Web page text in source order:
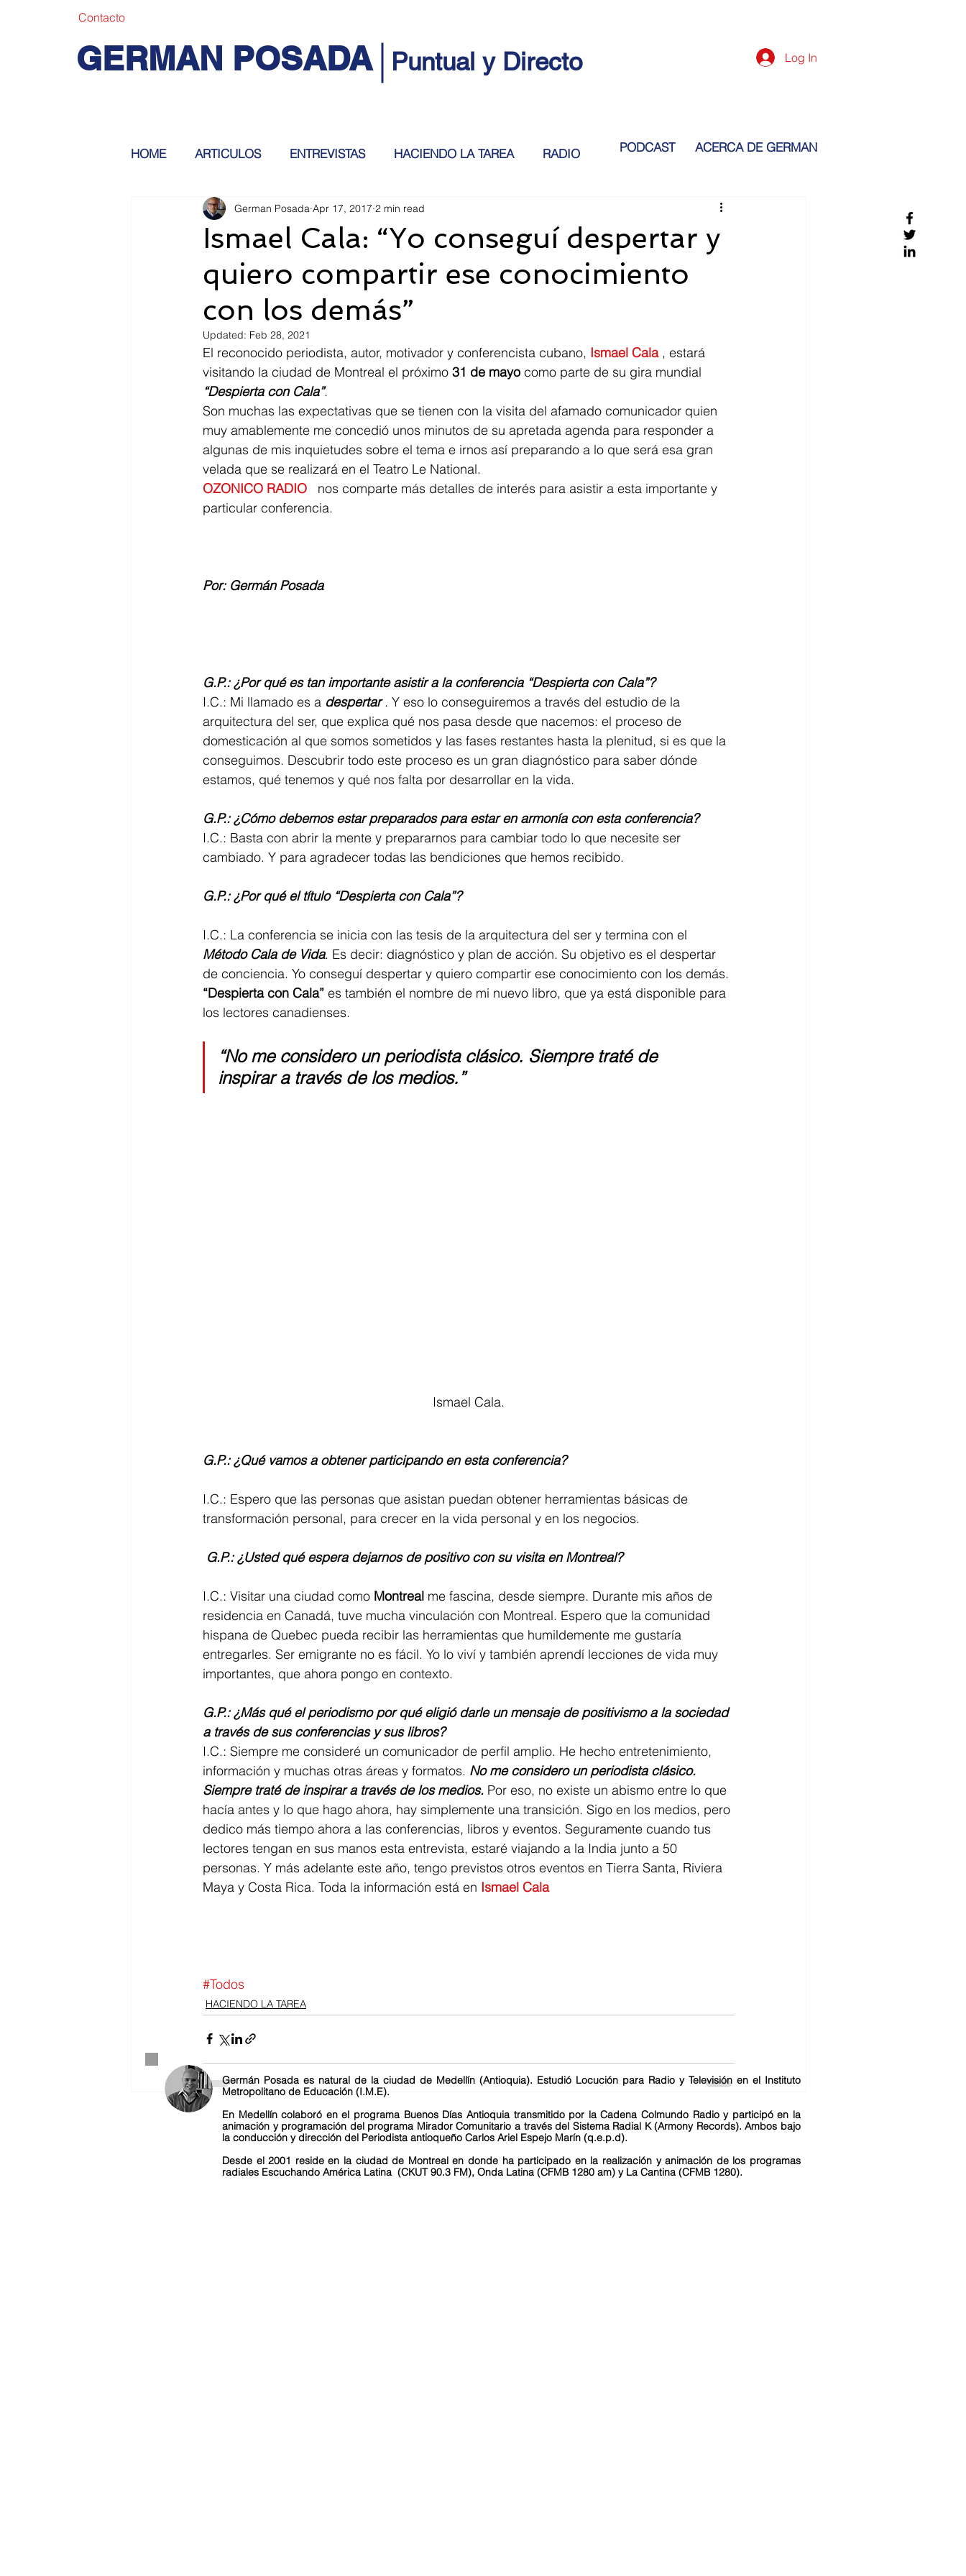
Contacto
Puntual y Directo
GERMAN POSADA Log In
HOME ARTICULOS ENTREVISTAS HACIENDO LA TAREA RADIO
Ismael Cala: “Yo conseguí despertar y
quiero compartir ese conocimiento
con los demás”
German Posada Apr 17, 2017 2 min read
Updated: Feb 28, 2021
El reconocido periodista, autor, motivador y conferencista cubano, Ismael Cala , estará
visitando la ciudad de Montreal el próximo 31 de mayo como parte de su gira mundial
“Despierta con Cala”.
Son muchas las expectativas que se tienen con la visita del afamado comunicador quien
muy amablemente me concedió unos minutos de su apretada agenda para responder a
algunas de mis inquietudes sobre el tema e irnos así preparando a lo que será esa gran
velada que se realizará en el Teatro Le National.
OZONICO RADIO
nos comparte más detalles de interés para asistir a esta importante y
particular conferencia.
Por: Germán Posada
G.P.: ¿Por qué es tan importante asistir a la conferencia “Despierta con Cala”?
I.C.: Mi llamado es a despertar . Y eso lo conseguiremos a través del estudio de la
arquitectura del ser, que explica qué nos pasa desde que nacemos: el proceso de
domesticación al que somos sometidos y las fases restantes hasta la plenitud, si es que la
conseguimos. Descubrir todo este proceso es un gran diagnóstico para saber dónde
estamos, qué tenemos y qué nos falta por desarrollar en la vida.
G.P.: ¿Cómo debemos estar preparados para estar en armonía con esta conferencia?
I.C.: Basta con abrir la mente y prepararnos para cambiar todo lo que necesite ser
cambiado. Y para agradecer todas las bendiciones que hemos recibido.
G.P.: ¿Por qué el título “Despierta con Cala”?
I.C.: La conferencia se inicia con las tesis de la arquitectura del ser y termina con el
Método Cala de Vida. Es decir: diagnóstico y plan de acción. Su objetivo es el despertar
de conciencia. Yo conseguí despertar y quiero compartir ese conocimiento con los demás.
“Despierta con Cala” es también el nombre de mi nuevo libro, que ya está disponible para
los lectores canadienses.
“No me considero un periodista clásico. Siempre traté de
inspirar a través de los medios.”
Ismael Cala.
G.P.: ¿Qué vamos a obtener participando en esta conferencia?
I.C.: Espero que las personas que asistan puedan obtener herramientas básicas de
transformación personal, para crecer en la vida personal y en los negocios.
G.P.: ¿Usted qué espera dejarnos de positivo con su visita en Montreal?
I.C.: Visitar una ciudad como Montreal me fascina, desde siempre. Durante mis años de
residencia en Canadá, tuve mucha vinculación con Montreal. Espero que la comunidad
hispana de Quebec pueda recibir las herramientas que humildemente me gustaría
entregarles. Ser emigrante no es fácil. Yo lo viví y también aprendí lecciones de vida muy
importantes, que ahora pongo en contexto.
G.P.: ¿Más qué el periodismo por qué eligió darle un mensaje de positivismo a la sociedad
a través de sus conferencias y sus libros?
I.C.: Siempre me consideré un comunicador de perfil amplio. He hecho entretenimiento,
información y muchas otras áreas y formatos. No me considero un periodista clásico.
Siempre traté de inspirar a través de los medios. Por eso, no existe un abismo entre lo que
hacía antes y lo que hago ahora, hay simplemente una transición. Sigo en los medios, pero
dedico más tiempo ahora a las conferencias, libros y eventos. Seguramente cuando tus
lectores tengan en sus manos esta entrevista, estaré viajando a la India junto a 50
personas. Y más adelante este año, tengo previstos otros eventos en Tierra Santa, Riviera
Maya y Costa Rica. Toda la información está en Ismael Cala
#Todos
HACIENDO LA TAREA
Germán Posada es natural de la ciudad de Medellín (Antioquia). Estudió Locución para Radio y Televisión en el Instituto
Metropolitano de Educación (I.M.E).
En Medellín colaboró en el programa Buenos Días Antioquia transmitido por la Cadena Colmundo Radio y participó en la
animación y programación del programa Mirador Comunitario a través del Sistema Radial K (Armony Records). Ambos bajo
la conducción y dirección del Periodista antioqueño Carlos Ariel Espejo Marín (q.e.p.d).
Desde el 2001 reside en la ciudad de Montreal en donde ha participado en la realización y animación de los programas
radiales Escuchando América Latina (CKUT 90.3 FM), Onda Latina (CFMB 1280 am) y La Cantina (CFMB 1280).
PODCAST ACERCA DE GERMAN